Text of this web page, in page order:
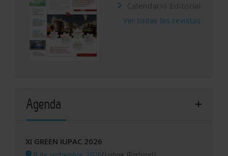
Calendario Editorial
Ver todas las revistas
Agenda
XI GREEN IUPAC 2026